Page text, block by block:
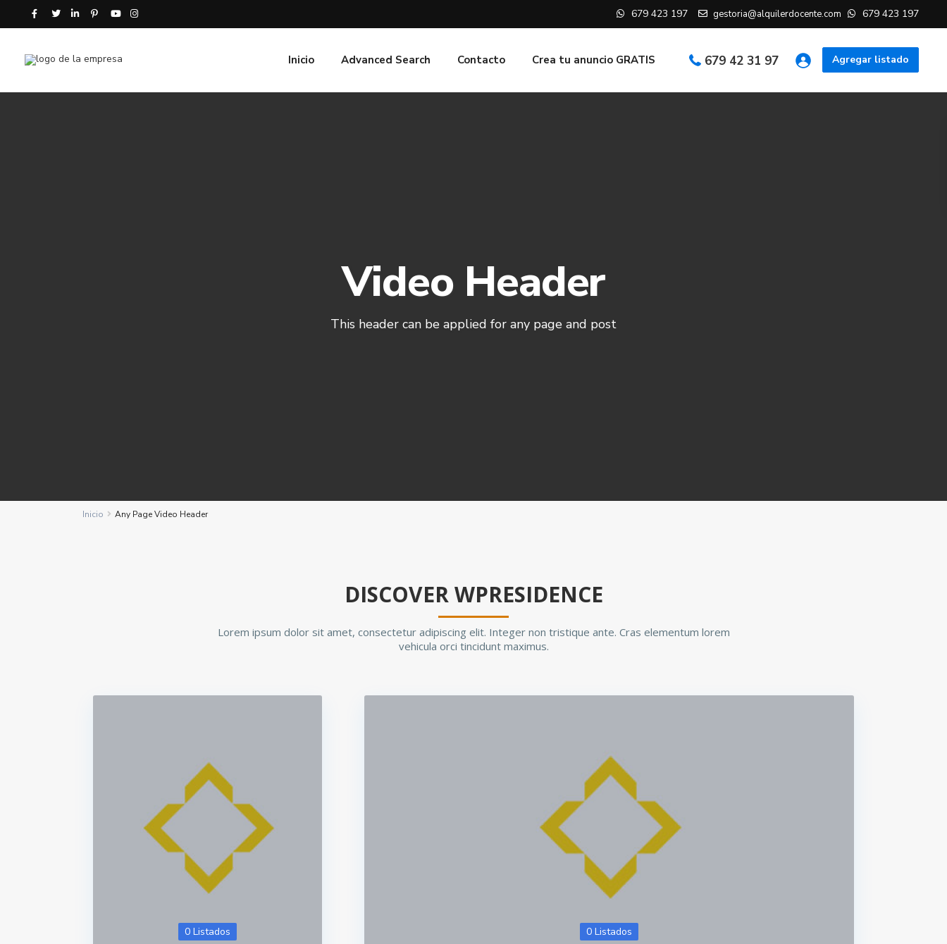
679 423 197 gestoria@alquilerdocente.com 679 423 197
Agregar listado
679 42 31 97
Inicio Advanced Search Contacto Crea tu anuncio GRATIS
Video Header
This header can be applied for any page and post
Inicio Any Page Video Header
DISCOVER WPRESIDENCE
Lorem ipsum dolor sit amet, consectetur adipiscing elit. Integer non tristique ante. Cras elementum lorem
vehicula orci tincidunt maximus.
0 Listados 0 Listados